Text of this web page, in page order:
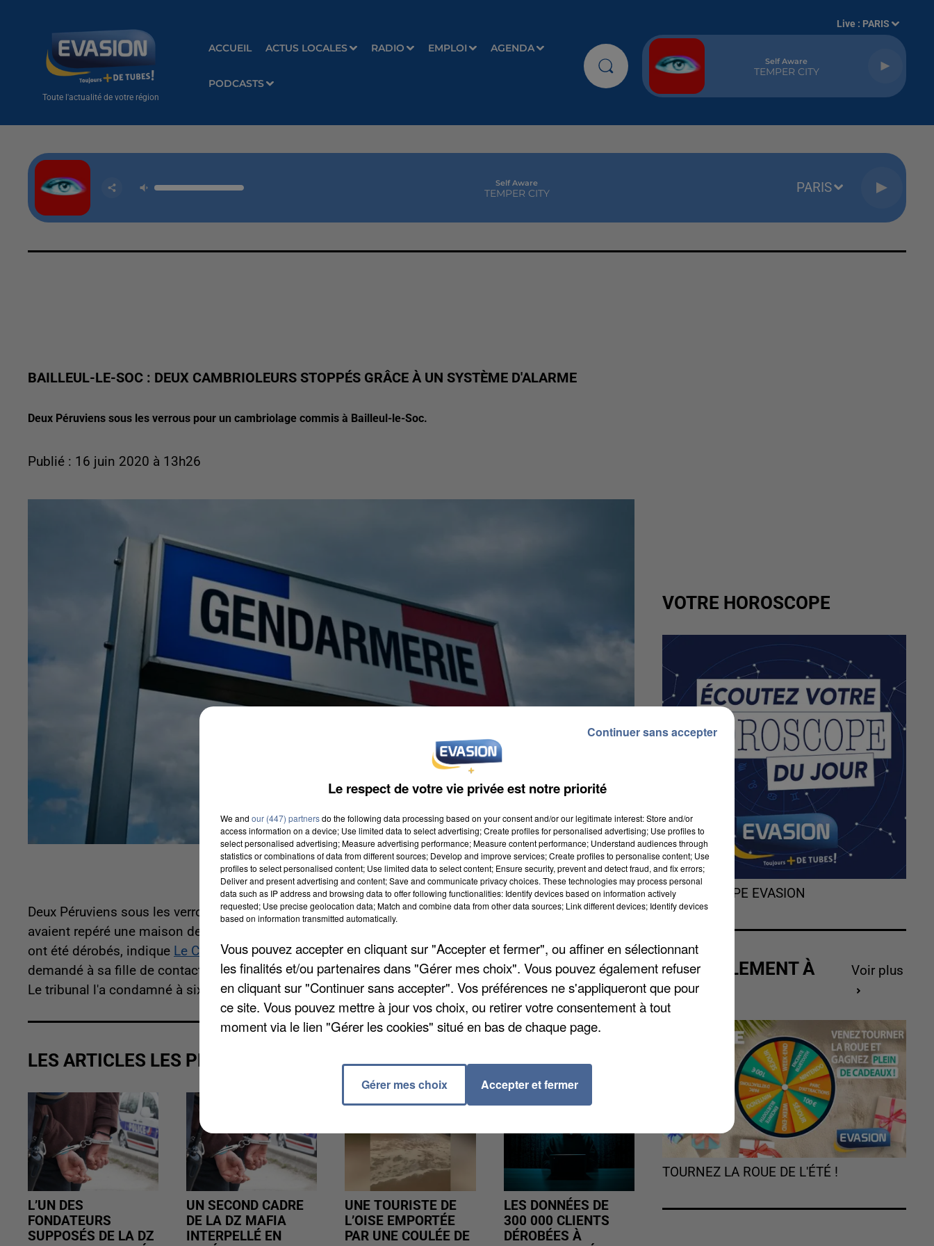
Toute l'actualité de votre région
ACCUEIL ACTUS LOCALES RADIO EMPLOI AGENDA
PODCASTS
Live : PARIS
Self Aware
TEMPER CITY
Self Aware
TEMPER CITY PARIS
BAILLEUL-LE-SOC : DEUX CAMBRIOLEURS STOPPÉS GRÂCE À UN SYSTÈME D'ALARME
Deux Péruviens sous les verrous pour un cambriolage commis à Bailleul-le-Soc.
Publié : 16 juin 2020 à 13h26
Deux Péruviens sous les verrous pour un cambriolage commis à Bailleul-le-Soc. Vendredi dernier, ils
avaient repéré une maison de luxe et l'ont visitée. Des bijoux, un appareil photo et d'autres objets divers
ont été dérobés, indique Le Courrier Picard. Le propriétaire les a repérés via son système d'alarme, et a
demandé à sa fille de contacter les gendarmes. Ces derniers ont ensuite intercepté les deux individus.
Le tribunal l'a condamné à six mois de prison et leur interdit pour cinq ans l'accès au territoire.
LES ARTICLES LES PLUS VUS
L’UN DES
FONDATEURS
SUPPOSÉS DE LA DZ
UN SECOND CADRE
DE LA DZ MAFIA
INTERPELLÉ EN
UNE TOURISTE DE
L’OISE EMPORTÉE
PAR UNE COULÉE DE
LES DONNÉES DE
300 000 CLIENTS
DÉROBÉES À
VOTRE HOROSCOPE
L'HOROSCOPE EVASION
ACTUELLEMENT À
GAGNER
Voir plus
TOURNEZ LA ROUE DE L'ÉTÉ !
Le respect de votre vie privée est notre priorité
We and our (447) partnersdo the following data processing based on your consent and/or our legitimate interest: Store and/or
access information on a device; Use limited data to select advertising; Create profiles for personalised advertising; Use profiles to
select personalised advertising; Measure advertising performance; Measure content performance; Understand audiences through
statistics or combinations of data from different sources; Develop and improve services; Create profiles to personalise content; Use
profiles to select personalised content; Use limited data to select content; Ensure security, prevent and detect fraud, and fix errors;
Deliver and present advertising and content; Save and communicate privacy choices. These technologies may process personal
data such as IP address and browsing data to offer following functionalities: Identify devices based on information actively
requested; Use precise geolocation data; Match and combine data from other data sources; Link different devices; Identify devices
based on information transmitted automatically.
Vous pouvez accepter en cliquant sur "Accepter et fermer", ou affiner en sélectionnant
les finalités et/ou partenaires dans "Gérer mes choix". Vous pouvez également refuser
en cliquant sur "Continuer sans accepter". Vos préférences ne s'appliqueront que pour
ce site. Vous pouvez mettre à jour vos choix, ou retirer votre consentement à tout
moment via le lien "Gérer les cookies" situé en bas de chaque page.
Gérer mes choix Accepter et fermer
Continuer sans accepter